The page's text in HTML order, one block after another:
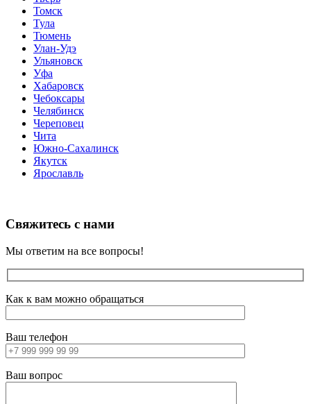
Томск
Тула
Тюмень
Улан-Удэ
Ульяновск
Уфа
Хабаровск
Чебоксары
Челябинск
Череповец
Чита
Южно-Сахалинск
Якутск
Ярославль
Свяжитесь с нами
Мы ответим на все вопросы!
Как к вам можно обращаться
Ваш телефон
Ваш вопрос